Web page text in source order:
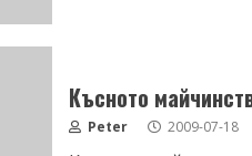
Късното
Peter 2009-07-18